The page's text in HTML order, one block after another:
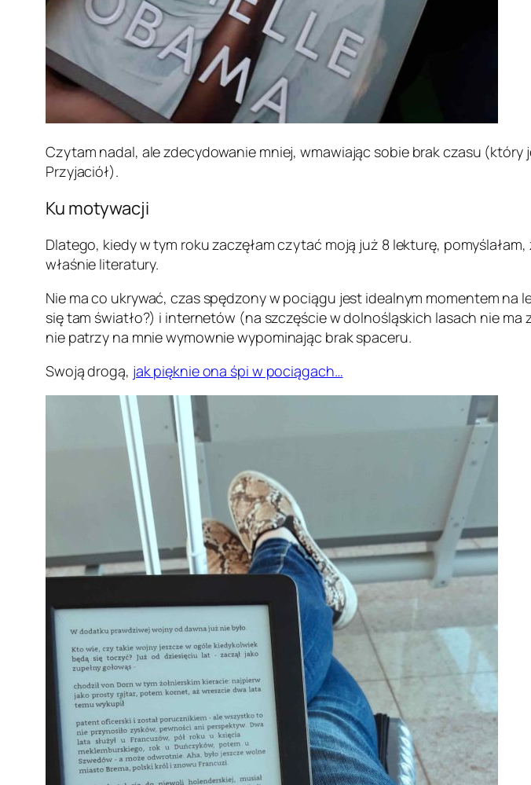
Czytam nadal, ale zdecydowanie mniej, wmawiając sobie brak czasu
Przyjaciół).
Ku motywacji
Dlatego, kiedy w tym roku zaczęłam czytać moją już 8 lekturę,
właśnie literatury.
Nie ma co ukrywać, czas spędzony w pociągu jest idealnym momentem na
się tam światło?) i internetów (na szczęście w dolnośląskich lasach nie
nie patrzy na mnie wymownie wypominając brak spaceru.
Swoją drogą, jak pięknie ona śpi w pociągach…